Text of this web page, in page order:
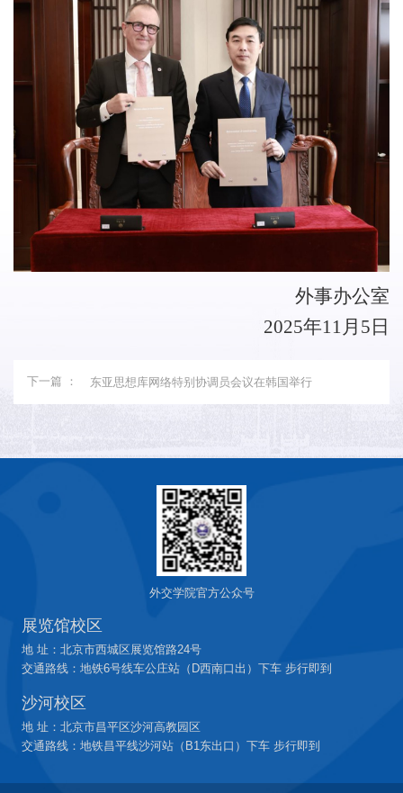
外事办公室
2025年11 月 5 日
下一篇 ： 东亚思想库网络特别协调员会议在韩国举行
外交学院官方公众号
展览馆校区
地 址：北京市西城区展览馆路24号
交通路线：地铁6号线车公庄站（D西南口出）下车 步行即到
沙河校区
地 址：北京市昌平区沙河高教园区
交通路线：地铁昌平线沙河站（B1东出口）下车 步行即到